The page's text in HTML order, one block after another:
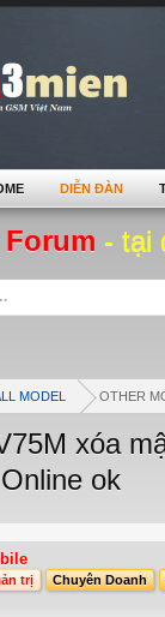
- tại
MODEL OTHER
xóa
ok
trị Chuyên Doanh
DIỄN ĐÀN